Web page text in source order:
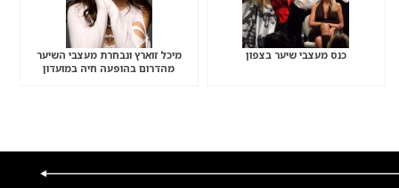
כנס מעצבי שיער בצפון
מיכל זוארץ ונבחרת מעצבי השיער
מהדרום בהופעה חיה במועדון